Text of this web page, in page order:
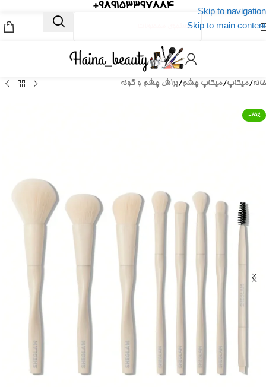
Skip to navigation
Skip to main content
989153397884+
خانه/میکاپ/میکاپ چشم/براش چشم و گونه
-25%